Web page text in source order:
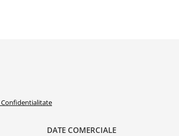
Confidentialitate
DATE COMERCIALE